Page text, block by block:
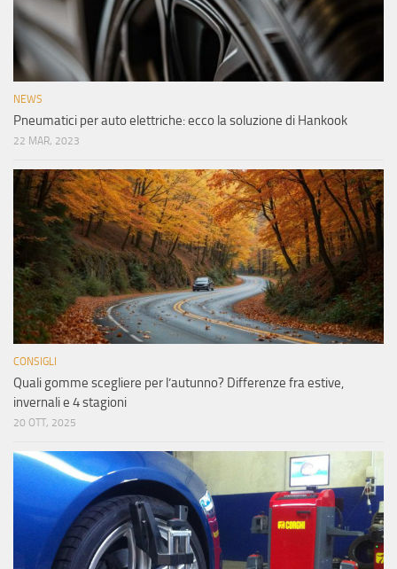
NEWS
Pneumatici per auto elettriche: ecco la soluzione di Hankook
22 MAR, 2023
CONSIGLI
Quali gomme scegliere per l’autunno? Differenze fra estive,
invernali e 4 stagioni
20 OTT, 2025